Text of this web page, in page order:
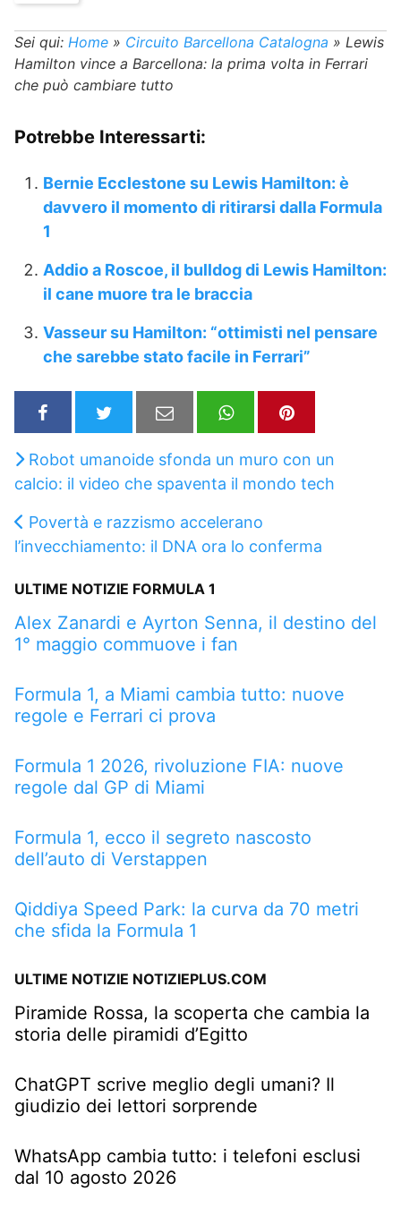
Sei qui: Home » Circuito Barcellona Catalogna » Lewis
Hamilton vince a Barcellona: la prima volta in Ferrari
che può cambiare tutto
Potrebbe Interessarti:
Bernie Ecclestone su Lewis Hamilton: è
davvero il momento di ritirarsi dalla Formula
1
Addio a Roscoe, il bulldog di Lewis Hamilton:
il cane muore tra le braccia
Vasseur su Hamilton: “ottimisti nel pensare
che sarebbe stato facile in Ferrari”
Robot umanoide sfonda un muro con un
calcio: il video che spaventa il mondo tech
Povertà e razzismo accelerano
l’invecchiamento: il DNA ora lo conferma
ULTIME NOTIZIE FORMULA 1
Alex Zanardi e Ayrton Senna, il destino del
1° maggio commuove i fan
Formula 1, a Miami cambia tutto: nuove
regole e Ferrari ci prova
Formula 1 2026, rivoluzione FIA: nuove
regole dal GP di Miami
Formula 1, ecco il segreto nascosto
dell’auto di Verstappen
Qiddiya Speed Park: la curva da 70 metri
che sfida la Formula 1
ULTIME NOTIZIE NOTIZIEPLUS.COM
Piramide Rossa, la scoperta che cambia la
storia delle piramidi d’Egitto
ChatGPT scrive meglio degli umani? Il
giudizio dei lettori sorprende
WhatsApp cambia tutto: i telefoni esclusi
dal 10 agosto 2026